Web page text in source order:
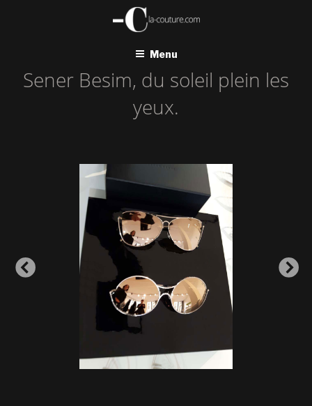
Menu
Sener Besim, du soleil plein les
yeux.